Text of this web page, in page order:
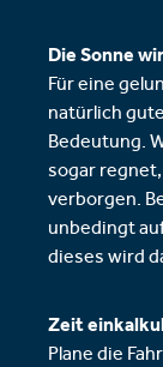
Die Sonne
Für eine
natürlich
Bedeutung.
sogar
verborgen.
unbedingt
dieses wird
Zeit
Plane die